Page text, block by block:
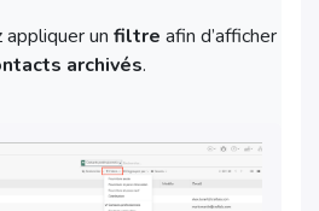
appliquer un filtre afin d’afficher
archivés.